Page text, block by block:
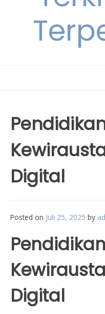
Digital
Posted on Juli 25, 2025 by
Pendidikan
Digital